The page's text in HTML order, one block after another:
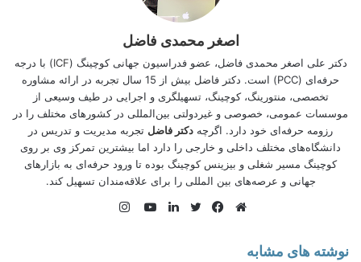
ویدیوگرافی با برایتون وست
برایتون آرشیتکت، ویدیوگرافر و مشاور حرفه‌ای ویدیومارکتینگ و
تبلیغات در آمریکاست که به پزشکان، تراپیست‌ها، روانشناسان،
کوچ‌ها و
تسهیلگران مشاوره می‌دهد.
برایتون وست خدمات خودش را اینگونه معرفی کرده است:
Brighton West
Virtual Videographer
a local videographer, or disappointing and time-
اصغر محمدی فاضل
دکتر علی اصغر محمدی فاضل، عضو فدراسیون جهانی کوچینگ (ICF) با درجه
حرفه‌ای (PCC) است. دکتر فاضل بیش از 15 سال تجربه در ارائه مشاوره
تخصصی، منتورینگ، کوچینگ، تسهیلگری و اجرایی در طیف وسیعی از
موسسات عمومی، خصوصی و غیردولتی بین‌المللی در کشورهای مختلف را در
رزومه حرفه‌ای خود دارد. اگرچه دکتر فاضل تجربه مدیریت و تدریس در
دانشگاه‌های مختلف داخلی و خارجی را دارد اما بیشترین تمركز وی بر روی
كوچینگ مسیر شغلی و بیزینس کوچینگ بوده تا ورود حرفه‌ای به بازارهای
جهانی و عرصه‌های بین المللی را برای علاقه‌‌مندان تسهیل کند.
نوشته های مشابه